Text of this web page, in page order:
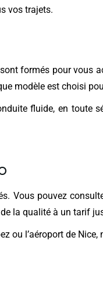
vos trajets.
formés pour vous
modèle est choisi
fluide, en toute
Vous pouvez
la qualité à un tarif
ou l’aéroport de